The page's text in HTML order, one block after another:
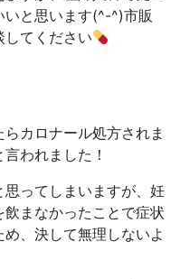
いと思います(^-^)市販
てください
カロナール処方されま
われました！
ってしまいますが、妊
まなかったことで症状
、決して無理しないよ